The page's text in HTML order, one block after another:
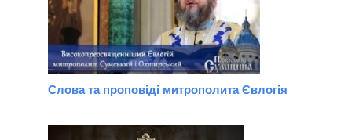
Слова та проповіді митрополита Євлогія